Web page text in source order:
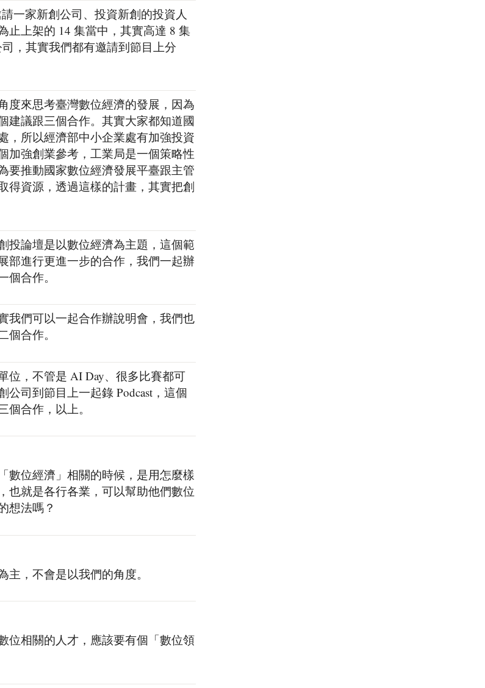
一家新創公司、投資新創的投資人
止上架的 14 集當中，其實高達 8 集
，其實我們都有邀請到節目上分
度來思考臺灣數位經濟的發展，因為
建議跟三個合作。其實大家都知道國
，所以經濟部中小企業處有加強投資
加強創業參考，工業局是一個策略性
要推動國家數位經濟發展平臺跟主管
得資源，透過這樣的計畫，其實把創
投論壇是以數位經濟為主題，這個範
部進行更進一步的合作，我們一起辦
合作。
我們可以一起合作辦說明會，我們也
合作。
位，不管是 AI Day、很多比賽都可
司到節目上一起錄 Podcast，這個
合作，以上。
數位經濟」相關的時候，是用怎麼樣
也就是各行各業，可以幫助他們數位
想法嗎？
，不會是以我們的角度。
位相關的人才，應該要有個「數位領